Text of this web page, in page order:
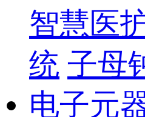
智慧医
统 子母
电子元